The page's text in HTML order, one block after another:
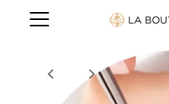
Ignorer et passer au contenu